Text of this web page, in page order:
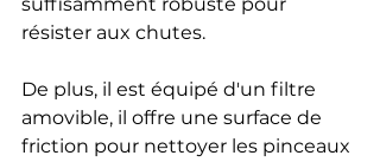
suffisamment robuste pour
résister aux chutes.
De plus, il est équipé d'un filtre
amovible, il offre une surface de
friction pour nettoyer les pinceaux